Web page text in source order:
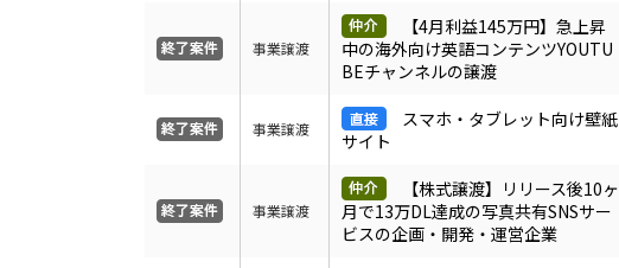
事業譲渡
【4月利益145万円】急上昇
中の海外向け英語コンテンツYOUTU
BEチャンネルの譲渡
事業譲渡
スマホ・タブレット向け壁紙
サイト
事業譲渡
【株式譲渡】リリース後10ヶ
月で13万DL達成の写真共有SNSサー
ビスの企画・開発・運営企業